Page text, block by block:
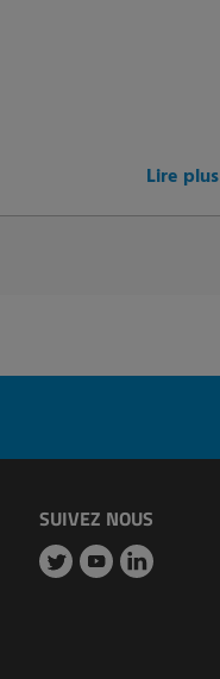
Lire plus
SUIVEZ NOUS